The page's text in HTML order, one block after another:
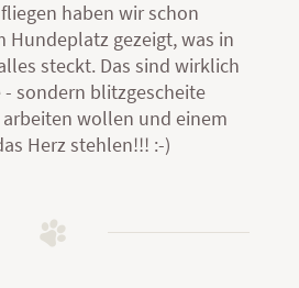
haben wir schon
Hundeplatz gezeigt, was in
steckt. Das sind wirklich
- sondern blitzgescheite
arbeiten wollen und einem
Herz stehlen!!! :-)